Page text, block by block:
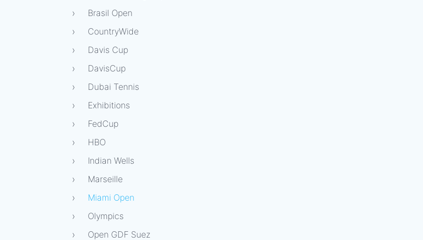
Brasil Open
CountryWide
Davis Cup
DavisCup
Dubai Tennis
Exhibitions
FedCup
HBO
Indian Wells
Marseille
Miami Open
Olympics
Open GDF Suez